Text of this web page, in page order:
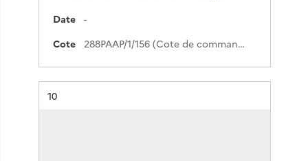
Date
-
Cote
288PAAP/1/156 (Cote de commande)
Résultat n°
10